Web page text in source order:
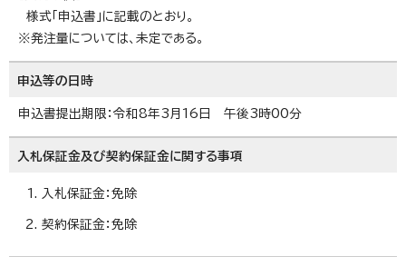
様式「申込書」に記載のとおり。
※発注量については、未定である。
申込等の日時
申込書提出期限：令和8年3月16日 午後3時00分
入札保証金及び契約保証金に関する事項
入札保証金：免除
契約保証金：免除